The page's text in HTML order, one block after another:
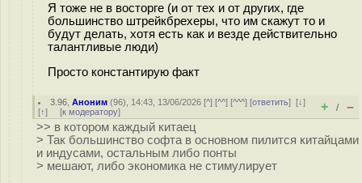
Я тоже не в восторге (и от тех и от других, где
большинство штрейкбрехеры, что им скажут то и
будут делать, хотя есть как и везде действительно
талантливые люди)
Просто константирую факт
3.96 ,Аноним (96), 14:43, 13/06/2026 [^] [^^] [^^^] [ответить][↓]
[↑] [к модератору] + / –
>> в котором каждый китаец
> Так большинство софта в основном пилится китайцами
и индусами, остальным либо понты
> мешают, либо экономика не стимулирует